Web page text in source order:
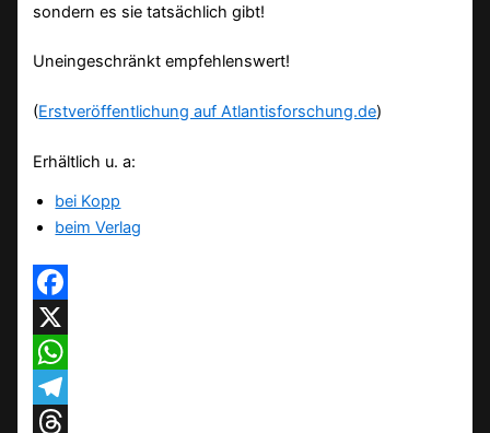
sondern es sie tatsächlich gibt!
Uneingeschränkt empfehlenswert!
(Erstveröffentlichung auf Atlantisforschung.de)
Erhältlich u. a:
bei Kopp
beim Verlag
Facebook
X
WhatsApp
Telegram